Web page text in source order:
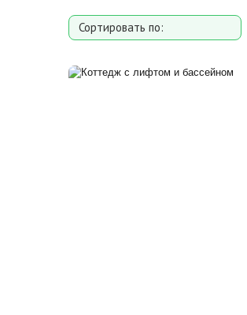
Сортировать по:
Площади участка